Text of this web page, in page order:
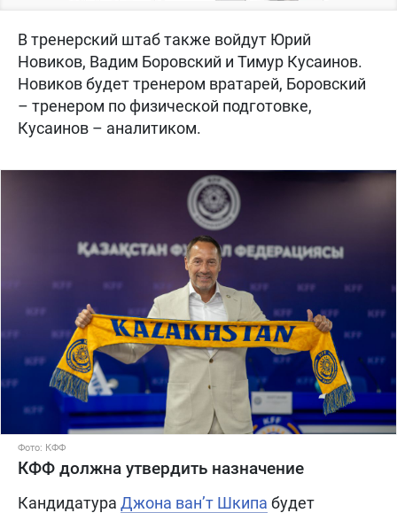
В тренерский штаб также войдут Юрий
Новиков, Вадим Боровский и Тимур Кусаинов.
Новиков будет тренером вратарей, Боровский
– тренером по физической подготовке,
Кусаинов – аналитиком.
Фото: КФФ
КФФ должна утвердить назначение
Кандидатура Джона ван’т Шкипа будет